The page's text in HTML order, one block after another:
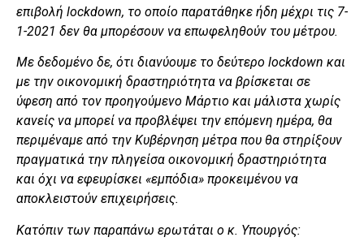
επιβολή lockdown, το οποίο παρατάθηκε ήδη μέχρι τις 7-
1-2021 δεν θα μπορέσουν να επωφεληθούν του μέτρου.
Με δεδομένο δε, ότι διανύουμε το δεύτερο lockdown και
με την οικονομική δραστηριότητα να βρίσκεται σε
ύφεση από τον προηγούμενο Μάρτιο και μάλιστα χωρίς
κανείς να μπορεί να προβλέψει την επόμενη ημέρα, θα
περιμέναμε από την Κυβέρνηση μέτρα που θα στηρίξουν
πραγματικά την πληγείσα οικονομική δραστηριότητα
και όχι να εφευρίσκει «εμπόδια» προκειμένου να
αποκλειστούν επιχειρήσεις.
Κατόπιν των παραπάνω ερωτάται ο κ. Υπουργός: